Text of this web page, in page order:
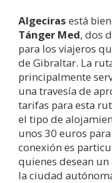
Algeciras está
Tánger Med, dos
para los viajeros
de Gibraltar. La
principalmente
una travesía de
tarifas para esta
el tipo de
unos 30 euros
conexión es
quienes desean un
la ciudad